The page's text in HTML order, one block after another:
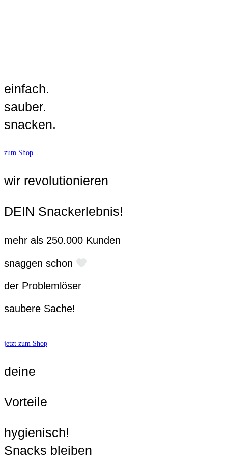
einfach.
sauber.
snacken.
zum Shop
wir revolutionieren
DEIN Snackerlebnis!
mehr als 250.000 Kunden
snaggen schon
der Problemlöser
saubere Sache!
jetzt zum Shop
deine
Vorteile
hygienisch!
Snacks bleiben